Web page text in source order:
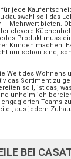
für jede
soll das
Mehrwert bieten.
clevere
Produkt muss
Kunden machen.
nur schön sind,
Welt des Wohnens
das Sortiment zu
soll, ist das,
unheimlich
Teams
aus jedem
BEI